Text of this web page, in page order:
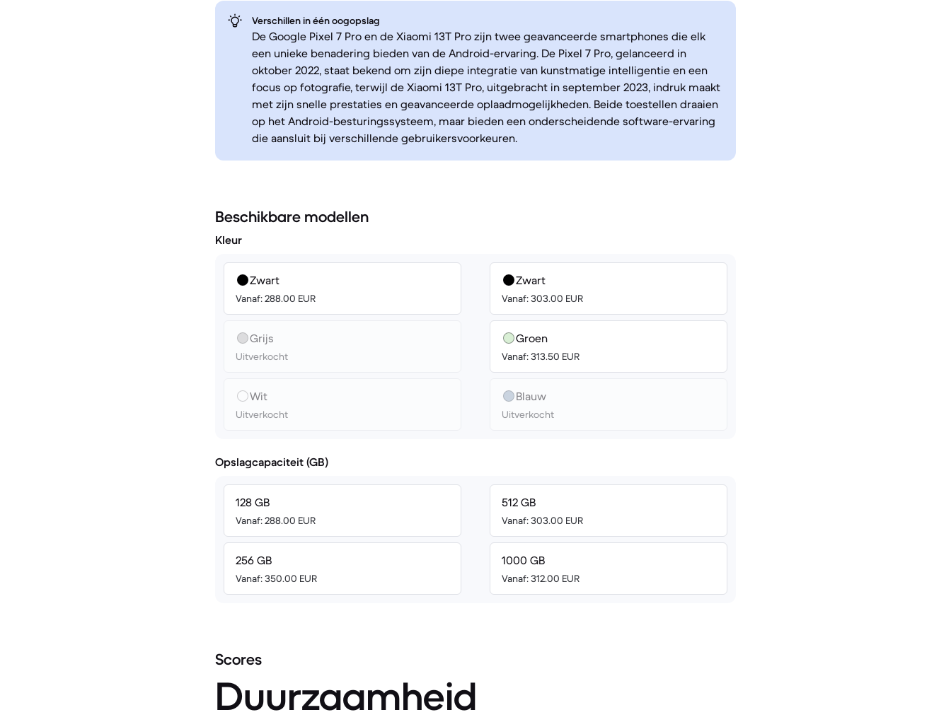
Verschillen in één oogopslag
De Google Pixel 7 Pro en de Xiaomi 13T Pro zijn twee geavanceerde smartphones die elk
een unieke benadering bieden van de Android-ervaring. De Pixel 7 Pro, gelanceerd in
oktober 2022, staat bekend om zijn diepe integratie van kunstmatige intelligentie en een
focus op fotografie, terwijl de Xiaomi 13T Pro, uitgebracht in september 2023, indruk maakt
met zijn snelle prestaties en geavanceerde oplaadmogelijkheden. Beide toestellen draaien
op het Android-besturingssysteem, maar bieden een onderscheidende software-ervaring
die aansluit bij verschillende gebruikersvoorkeuren.
Beschikbare modellen
Kleur
Zwart
Vanaf: 288.00 EUR
Grijs
Uitverkocht
Wit
Uitverkocht
Zwart
Vanaf: 303.00 EUR
Groen
Vanaf: 313.50 EUR
Blauw
Uitverkocht
Opslagcapaciteit (GB)
128 GB
Vanaf: 288.00 EUR
256 GB
Vanaf: 350.00 EUR
512 GB
Vanaf: 303.00 EUR
1000 GB
Vanaf: 312.00 EUR
Scores
Duurzaamheid